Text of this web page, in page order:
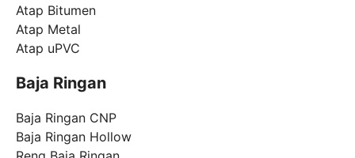
Atap Bitumen
Atap Metal
Atap uPVC
Baja Ringan
Baja Ringan CNP
Baja Ringan Hollow